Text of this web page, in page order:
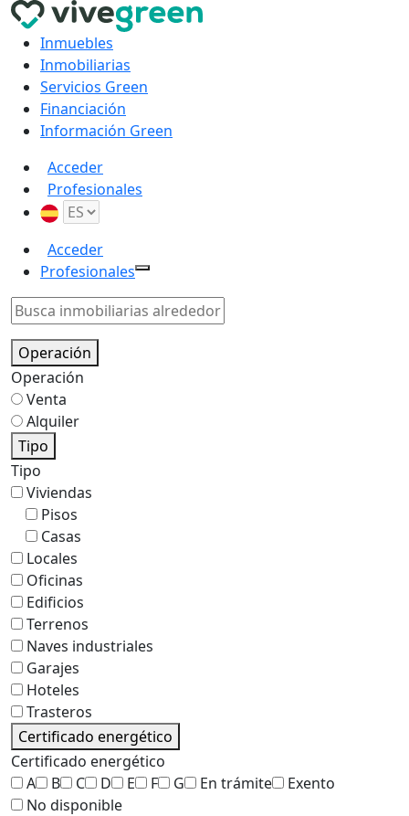
Inmuebles
Inmobiliarias
Servicios Green
Financiación
Información Green
Acceder
Profesionales
Acceder
Profesionales
Operación
Operación
Venta
Alquiler
Tipo
Tipo
Viviendas
Pisos
Casas
Locales
Oficinas
Edificios
Terrenos
Naves industriales
Garajes
Hoteles
Trasteros
Certificado energético
Certificado energético
A
B C D E F G En trámite
Exento
No disponible